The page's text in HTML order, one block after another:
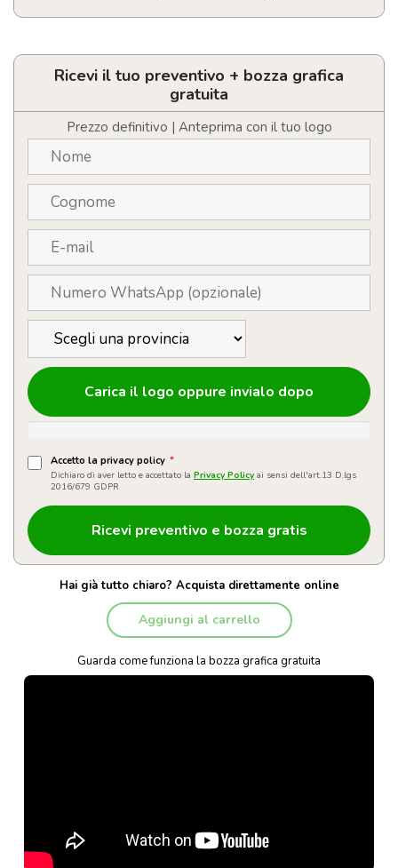
spiaggia
gonfiabile
ø23
quantità
Ricevi il tuo preventivo + bozza grafica
gratuita
Prezzo definitivo | Anteprima con il tuo logo
Carica il logo oppure invialo dopo
Accetto la privacy policy *
Dichiaro di aver letto e accettato la Privacy Policy ai sensi dell'art.13 D.lgs
2016/679 GDPR
Hai già tutto chiaro? Acquista direttamente online
Aggiungi al carrello
Guarda come funziona la bozza grafica gratuita